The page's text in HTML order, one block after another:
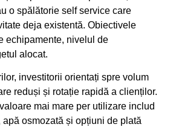
o spălătorie self service care
deja existentă. Obiectivele
echipamente, nivelul de
alocat.
investitorii orientați spre volum
reduși și rotație rapidă a clienților.
mai mare per utilizare includ
apă osmozată și opțiuni de plată